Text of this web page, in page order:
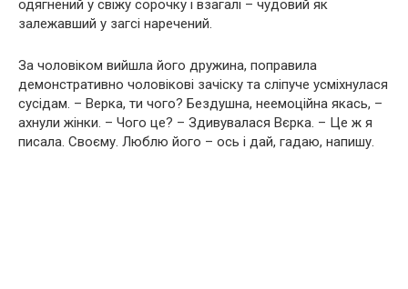
одягнений у свіжу сорочку і взагалі – чудовий як
залежавший у загсі наречений.
За чоловіком вийшла його дружина, поправила
демонстративно чоловікові зачіску та сліпуче усміхнулася
сусідам. – Верка, ти чого? Бездушна, неемоційна якась, –
ахнули жінки. – Чого це? – Здивувалася Вєрка. – Це ж я
писала. Своєму. Люблю його – ось і дай, гадаю, напишу.